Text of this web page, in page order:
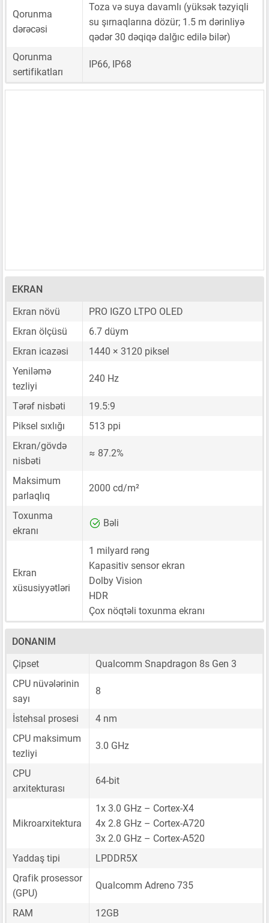
Qorunma
dərəcəsi
Toza və suya davamlı (yüksək təzyiqli
su şırnaqlarına dözür; 1.5 m dərinliyə
qədər 30 dəqiqə dalğıc edilə bilər)
Qorunma
sertifikatları
IP66, IP68
EKRAN
Ekran növü
PRO IGZO LTPO OLED
Ekran ölçüsü
6.7 düym
Ekran icazəsi
1440 × 3120 piksel
Yeniləmə
tezliyi
240 Hz
Tərəf nisbəti
19.5:9
Piksel sıxlığı
513 ppi
Ekran/gövdə
nisbəti
≈ 87.2%
Maksimum
parlaqlıq
2000 cd/m²
Toxunma
ekranı
Bəli
Ekran
xüsusiyyətləri
1 milyard rəng
Kapasitiv sensor ekran
Dolby Vision
HDR
Çox nöqtəli toxunma ekranı
DONANIM
Çipset
Qualcomm Snapdragon 8s Gen 3
CPU nüvələrinin
sayı
8
İstehsal prosesi
4 nm
CPU maksimum
tezliyi
3.0 GHz
CPU
arxitekturası
64-bit
Mikroarxitektura
1x 3.0 GHz – Cortex-X4
4x 2.8 GHz – Cortex-A720
3x 2.0 GHz – Cortex-A520
Yaddaş tipi
LPDDR5X
Qrafik prosessor
(GPU)
Qualcomm Adreno 735
RAM 12GB